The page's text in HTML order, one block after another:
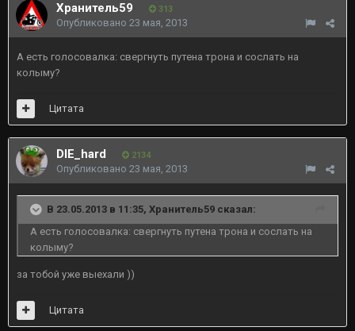
Хранитель59 313
Опубликовано 23 мая, 2013
А есть голосовалка: свергнуть путена трона и сослать на
колыму?
Цитата
DIE_hard 2134
Опубликовано 23 мая, 2013
В 23.05.2013 в 11:35, Хранитель59 сказал:
А есть голосовалка: свергнуть путена трона и сослать на
колыму?
за тобой уже выехали ))
Цитата